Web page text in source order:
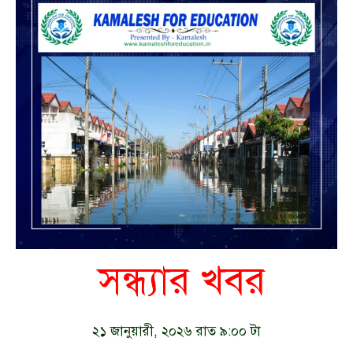
সন্ধ্যার খবর
২১ জানুয়ারী, ২০২৬ রাত ৯:০০ টা